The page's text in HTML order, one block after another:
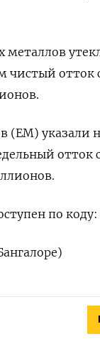
металлов
чистый отток
(EM) указали
отток
по коду: